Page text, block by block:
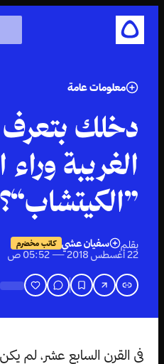
معلومات عامة
دخلك
الغريبة وراء
”الكيتشاب“؟
بقلم سفيان عشي كاتب مخضرم
22 أغسطس 2018 — 05:52 ص
في القرن السابع عشر، لم